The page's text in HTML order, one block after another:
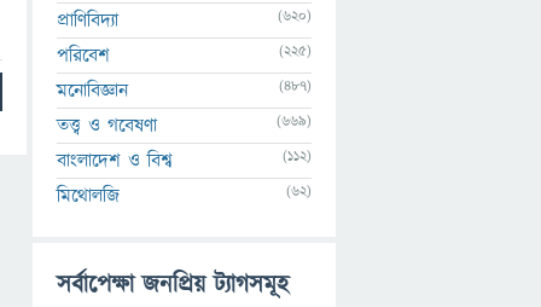
প্রাণিবিদ্যা (620)
পরিবেশ (225)
মনোবিজ্ঞান (487)
তত্ত্ব ও গবেষণা (669)
বাংলাদেশ ও বিশ্ব (112)
মিথোলজি (62)
সর্বাপেক্ষা জনপ্রিয় ট্যাগসমূহ